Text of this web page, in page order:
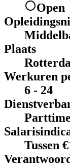
Open
Plaats
Werkuren
6 - 24
Tussen